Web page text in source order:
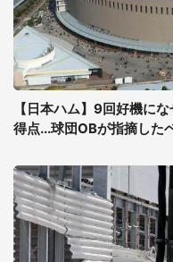
【日本ハム】9回好機に
得点...球団OBが指摘した